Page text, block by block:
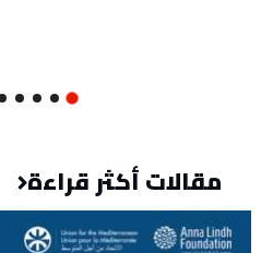
مقالات أكثر قراءة